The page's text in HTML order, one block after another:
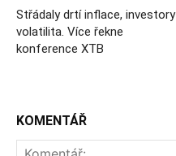
Střádaly drtí inflace, investory
volatilita. Více řekne
konference XTB
KOMENTÁŘ